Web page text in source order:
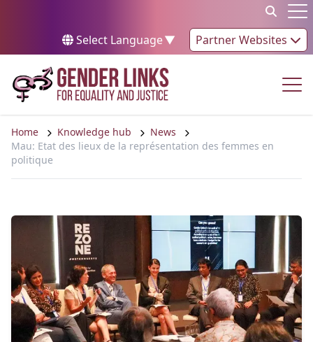
Select Language▼ Partner Websites
Home Knowledge hub
News
Mau: Etat des lieux de la représentation des femmes en
politique